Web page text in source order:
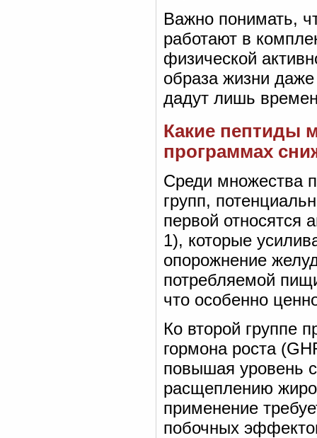
Важно понимать,
работают в
физической
образа жизни
дадут лишь
Какие пептиды
программах
Среди множества
групп,
первой относятся
1), которые
опорожнение
потребляемой
что особенно
Ко второй группе
гормона роста
повышая уровень
расщеплению
применение
побочных